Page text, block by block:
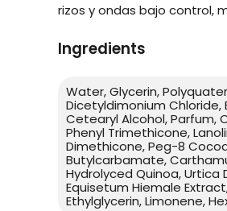
rizos y ondas bajo control,
Ingredients
Water, Glycerin,
Dicetyldimonium Chloride,
Cetearyl Alcohol, Parfum,
Phenyl Trimethicone,
Dimethicone, Peg-8
Butylcarbamate,
Hydrolyced Quinoa, Urtica
Equisetum Hiemale
Ethylglycerin, Limonene,